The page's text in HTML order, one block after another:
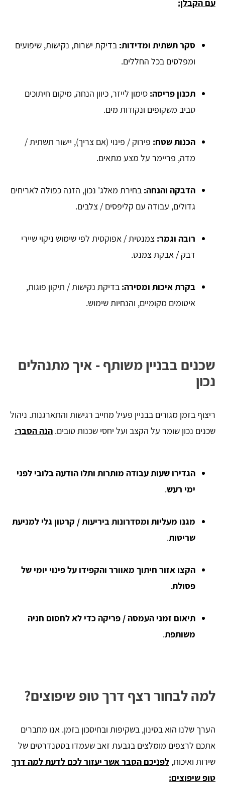
עם הקבלן:
סקר תשתית ומדידות: בדיקת ישרות, נקישות, שיפועים
ומפלסים בכל החללים.
תכנון פריסה: סימון לייזר, כיוון הנחה, מיקום חיתוכים
סביב משקופים ונקודות מים.
הכנות שטח: פירוק / פינוי (אם צריך), יישור תשתית /
מדה, פריימר על מצע מתאים.
הדבקה והנחה: בחירת מאלג' נכון, הזנה כפולה לאריחים
גדולים, עבודה עם קליפסים / צלבים.
רובה וגמר: צמנטית / אפוקסית לפי שימוש ניקוי שיירי
דבק / אבקת צמנט.
בקרת איכות ומסירה: בדיקת נקישות / תיקון פוגות,
איטומים מקומיים, והנחיות שימוש.
שכנים בבניין משותף - איך מתנהלים
נכון
ריצוף בזמן מגורים בבניין פעיל מחייב רגישות והתארגנות. ניהול
שכנים נכון שומר על הקצב ועל יחסי שכנות טובים. הנה הסבר:
הגדירו שעות עבודה מותרות ותלו הודעה בלובי לפני
ימי רעש.
מגנו מעליות ומסדרונות ביריעות / קרטון גלי למניעת
שריטות.
הקצו אזור חיתוך מאוורר והקפידו על פינוי יומי של
פסולת.
תיאום זמני העמסה / פריקה כדי לא לחסום חניה
משותפת.
למה לבחור רצף דרך טופ שיפוצים?
הערך שלנו הוא בסינון, בשקיפות ובחיסכון בזמן. אנו מחברים
אתכם לרצפים מומלצים בגבעת זאב שעמדו בסטנדרטים של
שירות ואיכות, לפניכם הסבר אשר יעזור לכם לדעת למה דרך
טופ שיפוצים: